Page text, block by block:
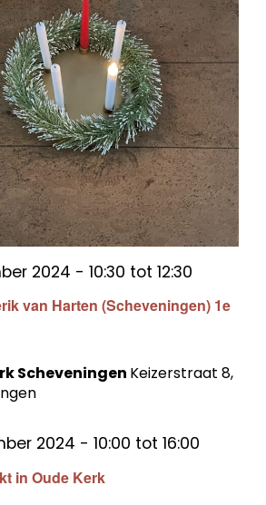
van Harten (Scheveningen) 1e
2024 - 10:30 tot 12:30
Scheveningen Keizerstraat 8,
in Oude Kerk
2024 - 10:00 tot 16:00